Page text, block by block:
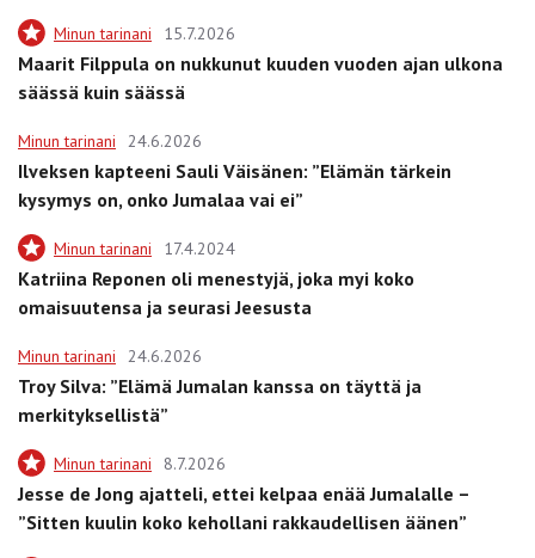
Minun tarinani 15.7.2026
Maarit Filppula on nukkunut kuuden vuoden ajan ulkona
säässä kuin säässä
Minun tarinani 24.6.2026
Ilveksen kapteeni Sauli Väisänen: ”Elämän tärkein
kysymys on, onko Jumalaa vai ei”
Minun tarinani 17.4.2024
Katriina Reponen oli menestyjä, joka myi koko
omaisuutensa ja seurasi Jeesusta
Minun tarinani 24.6.2026
Troy Silva: ”Elämä Jumalan kanssa on täyttä ja
merkityksellistä”
Minun tarinani 8.7.2026
Jesse de Jong ajatteli, ettei kelpaa enää Jumalalle –
”Sitten kuulin koko kehollani rakkaudellisen äänen”